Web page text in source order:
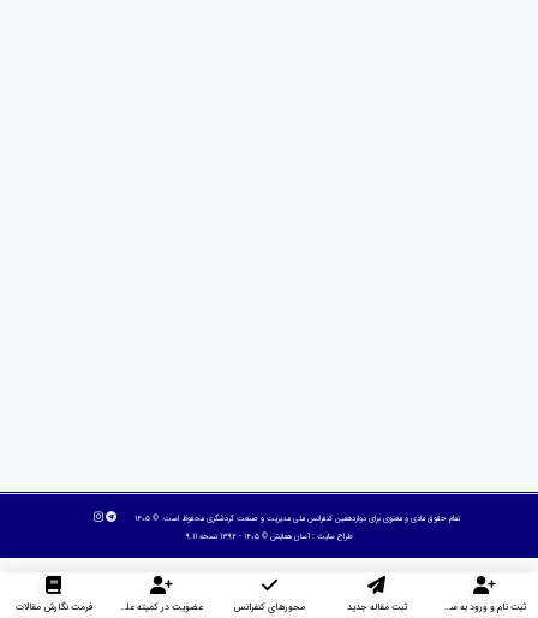
تمام حقوق مادی و معنوی برای دوازدهمین کنفرانس ملی مدیریت و صنعت گردشگری محفوظ است. © ۱۴۰۵
طراح سایت :آسان همایش © ۱۴۰۵ - 1392 نسخه 9.11
ثبت نام و ورود به سایت ثبت مقاله جدید محورهای کنفرانس عضویت در کمیته علمی داوران فرمت نگارش مقالات